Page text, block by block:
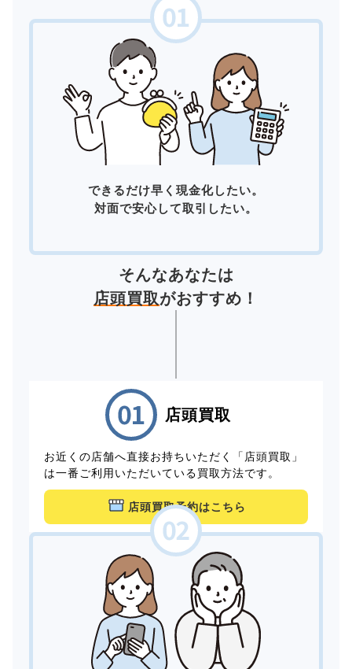
できるだけ早く現金化したい。
対面で安心して取引したい。
そんなあなたは
店頭買取がおすすめ！
店頭買取
お近くの店舗へ直接お持ちいただく「店頭買取」
は一番ご利用いただいている買取方法です。
店頭買取予約はこちら